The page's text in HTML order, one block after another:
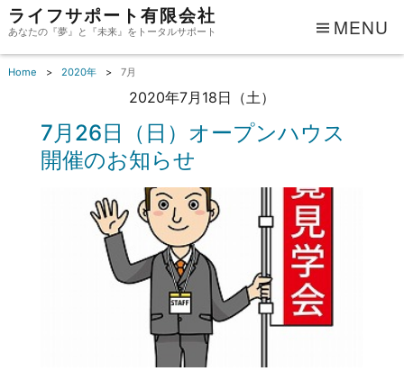
ライフサポート有限会社
あなたの『夢』と『未来』をトータルサポート MENU
Home 2020年 7月
2020年7月18日（土）
7月26日（日）オープンハウス
開催のお知らせ